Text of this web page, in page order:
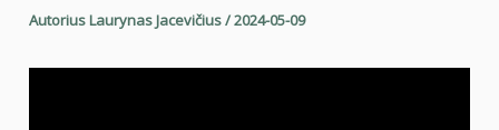
AutoriusLaurynas Jacevičius/2024-05-09